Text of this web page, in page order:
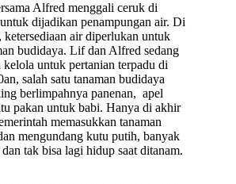
Alfred menggali ceruk di
dijadikan penampungan air. Di
ketersediaan air diperlukan untuk
budidaya. Lif dan Alfred sedang
kelola untuk pertanian terpadu di
salah satu tanaman budidaya
berlimpahnya panenan, apel
pakan untuk babi. Hanya di akhir
memasukkan tanaman
mengundang kutu putih, banyak
tak bisa lagi hidup saat ditanam.